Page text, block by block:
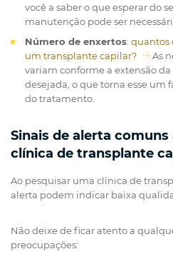
você a saber o que esperar do
manutenção pode ser
Número de enxertos: quantos
um transplante capilar?
As
variam conforme a extensão
desejada, o que torna esse
do tratamento.
Sinais de alerta
clínica de transplante
Ao pesquisar uma clínica de
alerta podem indicar baixa
Não deixe de ficar atento a
preocupações: